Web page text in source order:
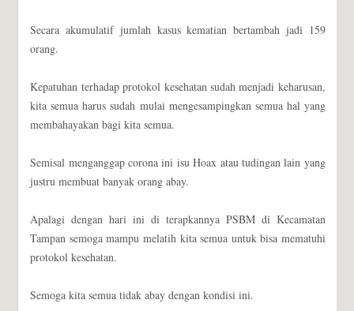
Secara akumulatif jumlah kasus kematian bertambah jadi 159
orang.
Kepatuhan terhadap protokol kesehatan sudah menjadi keharusan,
kita semua harus sudah mulai mengesampingkan semua hal yang
membahayakan bagi kita semua.
Semisal menganggap corona ini isu Hoax atau tudingan lain yang
justru membuat banyak orang abay.
Apalagi dengan hari ini di terapkannya PSBM di Kecamatan
Tampan semoga mampu melatih kita semua untuk bisa mematuhi
protokol kesehatan.
Semoga kita semua tidak abay dengan kondisi ini.